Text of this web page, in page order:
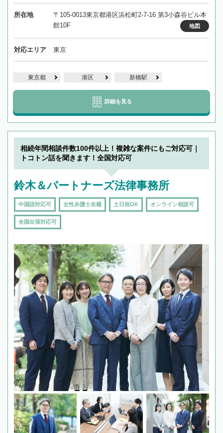
所在地
〒105-0013東京都港区浜松町2-7-16 第3小森谷ビル本
館10F
地図
対応エリア 東京
東京都 港区 新橋駅
詳細を見る
相続年間相談件数100件以上！複雑な案件にもご対応可｜
トコトン話を聞きます！全国対応可
鈴木＆パートナーズ法律事務所
中国語対応可 女性弁護士在籍 土日祝OK オンライン相談可
全国出張対応可